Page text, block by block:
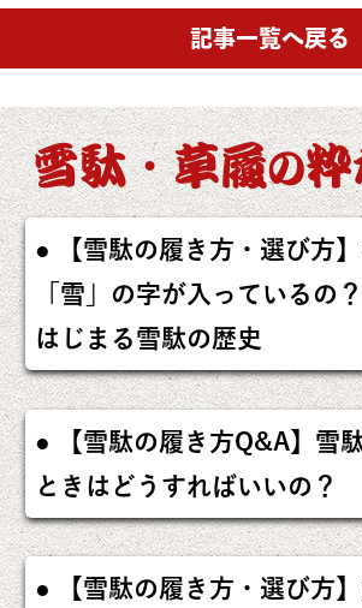
雪駄・草履の粋
【雪駄の履き方・選び方
「雪」の字が入っているの
はじまる雪駄の歴史
【雪駄の履き方Q&A】雪
ときはどうすればいいの？
【雪駄の履き方・選び方
記事一覧へ戻る